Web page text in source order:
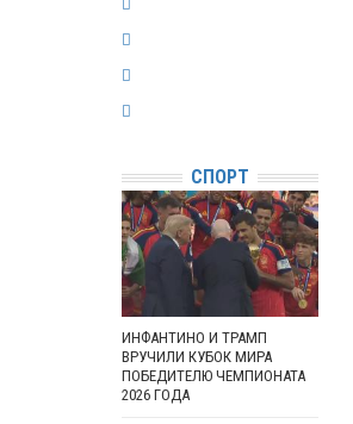
СПОРТ
ИНФАНТИНО И ТРАМП
ВРУЧИЛИ КУБОК МИРА
ПОБЕДИТЕЛЮ ЧЕМПИОНАТА
2026 ГОДА